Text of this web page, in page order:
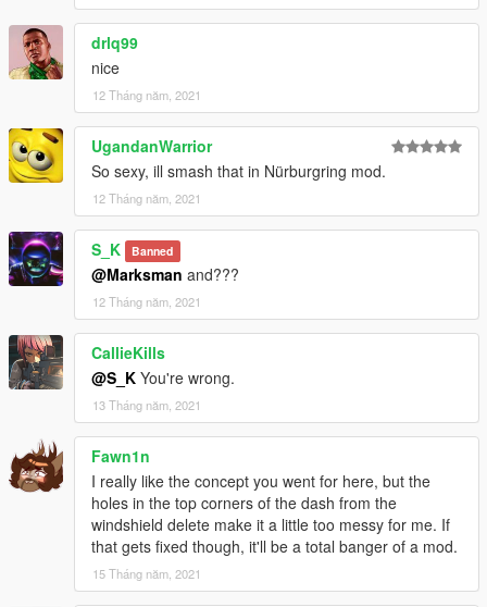
drlq99
nice
12 Tháng năm, 2021
UgandanWarrior
So sexy, ill smash that in Nürburgring mod.
12 Tháng năm, 2021
S_K Banned
@Marksman and???
12 Tháng năm, 2021
CallieKills
@S_K You're wrong.
13 Tháng năm, 2021
Fawn1n
I really like the concept you went for here, but the
holes in the top corners of the dash from the
windshield delete make it a little too messy for me. If
that gets fixed though, it'll be a total banger of a mod.
15 Tháng năm, 2021